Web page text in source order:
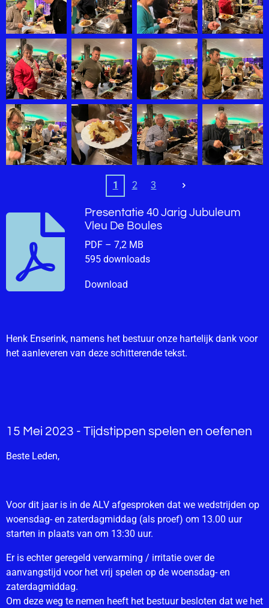
1 2 3
Presentatie 40 Jarig Jubuleum
Vleu De Boules
PDF – 7,2 MB
595 downloads
Download
Henk Enserink, namens het bestuur onze hartelijk dank voor
het aanleveren van deze schitterende tekst.
15 Mei 2023 - Tijdstippen spelen en oefenen
Beste Leden,
Voor dit jaar is in de ALV afgesproken dat we wedstrijden op
woensdag- en zaterdagmiddag (als proef) om 13.00 uur
starten in plaats van om 13:30 uur.
Er is echter geregeld verwarming / irritatie over de
aanvangstijd voor het vrij spelen op de woensdag- en
zaterdagmiddag.
Om deze weg te nemen heeft het bestuur besloten dat we het